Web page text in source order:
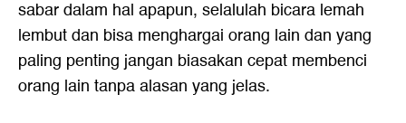
sabar dalam hal apapun, selalulah bicara lemah
lembut dan bisa menghargai orang lain dan yang
paling penting jangan biasakan cepat membenci
orang lain tanpa alasan yang jelas.